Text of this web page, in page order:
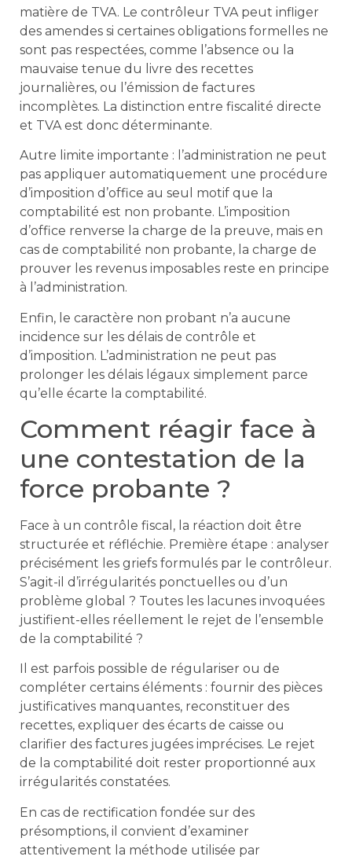
matière de TVA. Le contrôleur TVA peut infliger
des amendes si certaines obligations formelles ne
sont pas respectées, comme l’absence ou la
mauvaise tenue du livre des recettes
journalières, ou l’émission de factures
incomplètes. La distinction entre fiscalité directe
et TVA est donc déterminante.
Autre limite importante : l’administration ne peut
pas appliquer automatiquement une procédure
d’imposition d’office au seul motif que la
comptabilité est non probante. L’imposition
d’office renverse la charge de la preuve, mais en
cas de comptabilité non probante, la charge de
prouver les revenus imposables reste en principe
à l’administration.
Enfin, le caractère non probant n’a aucune
incidence sur les délais de contrôle et
d’imposition. L’administration ne peut pas
prolonger les délais légaux simplement parce
qu’elle écarte la comptabilité.
Comment réagir face à
une contestation de la
force probante ?
Face à un contrôle fiscal, la réaction doit être
structurée et réfléchie. Première étape : analyser
précisément les griefs formulés par le contrôleur.
S’agit-il d’irrégularités ponctuelles ou d’un
problème global ? Toutes les lacunes invoquées
justifient-elles réellement le rejet de l’ensemble
de la comptabilité ?
Il est parfois possible de régulariser ou de
compléter certains éléments : fournir des pièces
justificatives manquantes, reconstituer des
recettes, expliquer des écarts de caisse ou
clarifier des factures jugées imprécises. Le rejet
de la comptabilité doit rester proportionné aux
irrégularités constatées.
En cas de rectification fondée sur des
présomptions, il convient d’examiner
attentivement la méthode utilisée par